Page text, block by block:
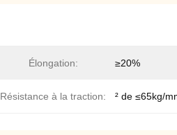
Élongation: ≥20%
Résistance à la traction: ² de ≤65kg/